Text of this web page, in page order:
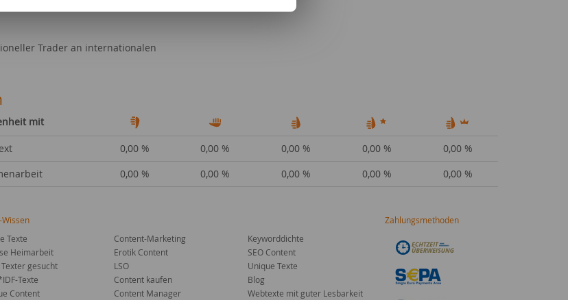
Trader an internationalen
mit
0,00 % 0,00 % 0,00 % 0,00 %
0,00 %
0,00 % 0,00 % 0,00 % 0,00 % 0,00 %
Wissen
Texte
Heimarbeit
Texter gesucht
Texte
Content
Content-Marketing
Erotik Content
LSO
Content kaufen
Content Manager
Keyworddichte
SEO Content
Unique Texte
Blog
Webtexte mit guter Lesbarkeit
Zahlungsmethoden